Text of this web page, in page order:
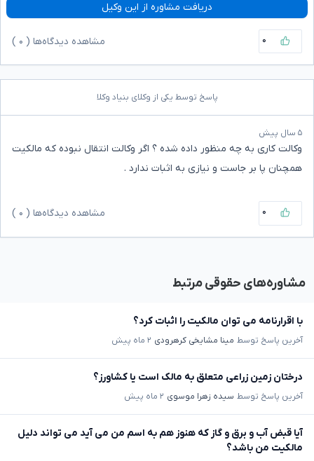
دریافت مشاوره از این وکیل
۰ مشاهده دیدگاه‌ها ( ۰
پاسخ توسط یکی از وکلای بنیاد وکلا
۵ سال پیش
وکالت کاری به چه منظور داده شده ؟ اگر وکالت انتقال نبوده که مالکیت
همچنان پا بر جاست و نیازی به اثبات ندارد .
۰ مشاهده دیدگاه‌ها ( ۰
مشاوره‌های حقوقی مرتبط
با اقرارنامه می توان مالکیت را اثبات کرد؟
آخرین پاسخ توسط مینا مشایخی کرهرودی ۲ ماه پیش
درختان زمین زراعی متعلق به مالک است یا کشاورز؟
آخرین پاسخ توسط سیده زهرا موسوی ۲ ماه پیش
آیا قبض آب و برق و گاز که هنوز هم به اسم من می آید می تواند دلیل
مالکیت من باشد؟